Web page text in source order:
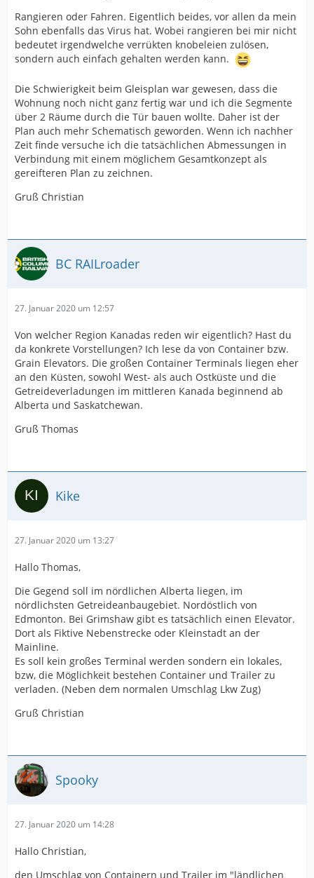
Rangieren oder Fahren. Eigentlich beides, vor allen da mein
Sohn ebenfalls das Virus hat. Wobei rangieren bei mir nicht
bedeutet irgendwelche verrükten knobeleien zulösen,
sondern auch einfach gehalten werden kann.
Die Schwierigkeit beim Gleisplan war gewesen, dass die
Wohnung noch nicht ganz fertig war und ich die Segmente
über 2 Räume durch die Tür bauen wollte. Daher ist der
Plan auch mehr Schematisch geworden. Wenn ich nachher
Zeit finde versuche ich die tatsächlichen Abmessungen in
Verbindung mit einem möglichem Gesamtkonzept als
gereifteren Plan zu zeichnen.
Gruß Christian
BC RAILroader
27. Januar 2020 um 12:57
Von welcher Region Kanadas reden wir eigentlich? Hast du
da konkrete Vorstellungen? Ich lese da von Container bzw.
Grain Elevators. Die großen Container Terminals liegen eher
an den Küsten, sowohl West- als auch Ostküste und die
Getreideverladungen im mittleren Kanada beginnend ab
Alberta und Saskatchewan.
Gruß Thomas
Kike
27. Januar 2020 um 13:27
Hallo Thomas,
Die Gegend soll im nördlichen Alberta liegen, im
nördlichsten Getreideanbaugebiet. Nordöstlich von
Edmonton. Bei Grimshaw gibt es tatsächlich einen Elevator.
Dort als Fiktive Nebenstrecke oder Kleinstadt an der
Mainline.
Es soll kein großes Terminal werden sondern ein lokales,
bzw, die Möglichkeit bestehen Container und Trailer zu
verladen. (Neben dem normalen Umschlag Lkw Zug)
Gruß Christian
Spooky
27. Januar 2020 um 14:28
Hallo Christian,
den Umschlag von Containern und Trailer im "ländlichen